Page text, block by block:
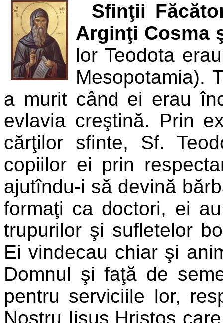
Sfinţii
Arginţi Cosma
lor Teodota
Mesopotamia).
a murit când ei erau
evlavia creştină. Prin
cărţilor sfinte, Sf.
copiilor ei prin
ajutîndu-i să devină
formaţi ca doctori, ei
trupurilor şi sufletelor
Ei vindecau chiar şi
Domnul şi faţă de
pentru serviciile lor,
Nostru Iisus Hristos